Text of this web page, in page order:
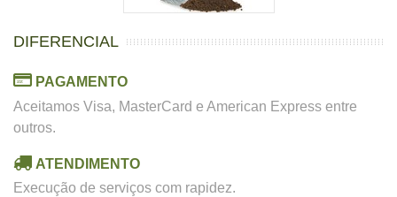
DIFERENCIAL
PAGAMENTO
Aceitamos Visa, MasterCard e American Express entre
outros.
ATENDIMENTO
Execução de serviços com rapidez.